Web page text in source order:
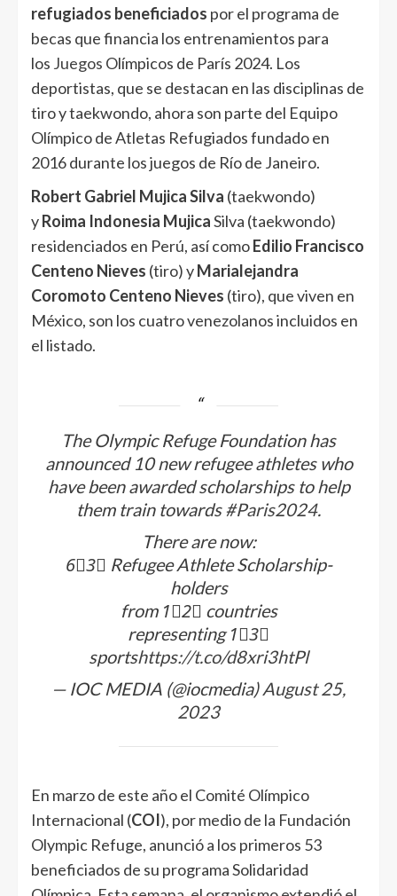
refugiados beneficiados por el programa de
becas que financia los entrenamientos para
los Juegos Olímpicos de París 2024. Los
deportistas, que se destacan en las disciplinas de
tiro y taekwondo, ahora son parte del Equipo
Olímpico de Atletas Refugiados fundado en
2016 durante los juegos de Río de Janeiro.
Robert Gabriel Mujica Silva (taekwondo)
yRoima Indonesia MujicaSilva (taekwondo)
residenciados en Perú, así comoEdilio Francisco
Centeno Nieves (tiro) yMarialejandra
Coromoto Centeno Nieves (tiro), que viven en
México, son los cuatro venezolanos incluidos en
el listado.
The Olympic Refuge Foundation has
announced 10 new refugee athletes who
have been awarded scholarships to help
them train towards#Paris2024.
There are now:
6⃣3⃣ Refugee Athlete Scholarship-
holders
from 1⃣2⃣ countries
representing 1⃣3⃣
sportshttps://t.co/d8xri3htPl
— IOC MEDIA (@iocmedia)August 25,
2023
En marzo de este año el Comité Olímpico
Internacional (COI), por medio de la Fundación
Olympic Refuge, anunció a los primeros 53
beneficiados de su programa Solidaridad